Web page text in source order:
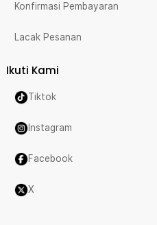
Konfirmasi Pembayaran
Lacak Pesanan
Ikuti Kami
Tiktok
Instagram
Facebook
X